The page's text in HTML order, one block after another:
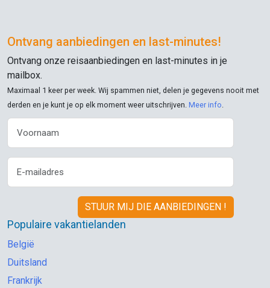
Ontvang aanbiedingen en last-minutes!
Ontvang onze reisaanbiedingen en last-minutes in je
mailbox.
Maximaal 1 keer per week. Wij spammen niet, delen je gegevens nooit met
derden en je kunt je op elk moment weer uitschrijven. Meer info
Populaire vakantielanden
België
Duitsland
Frankrijk